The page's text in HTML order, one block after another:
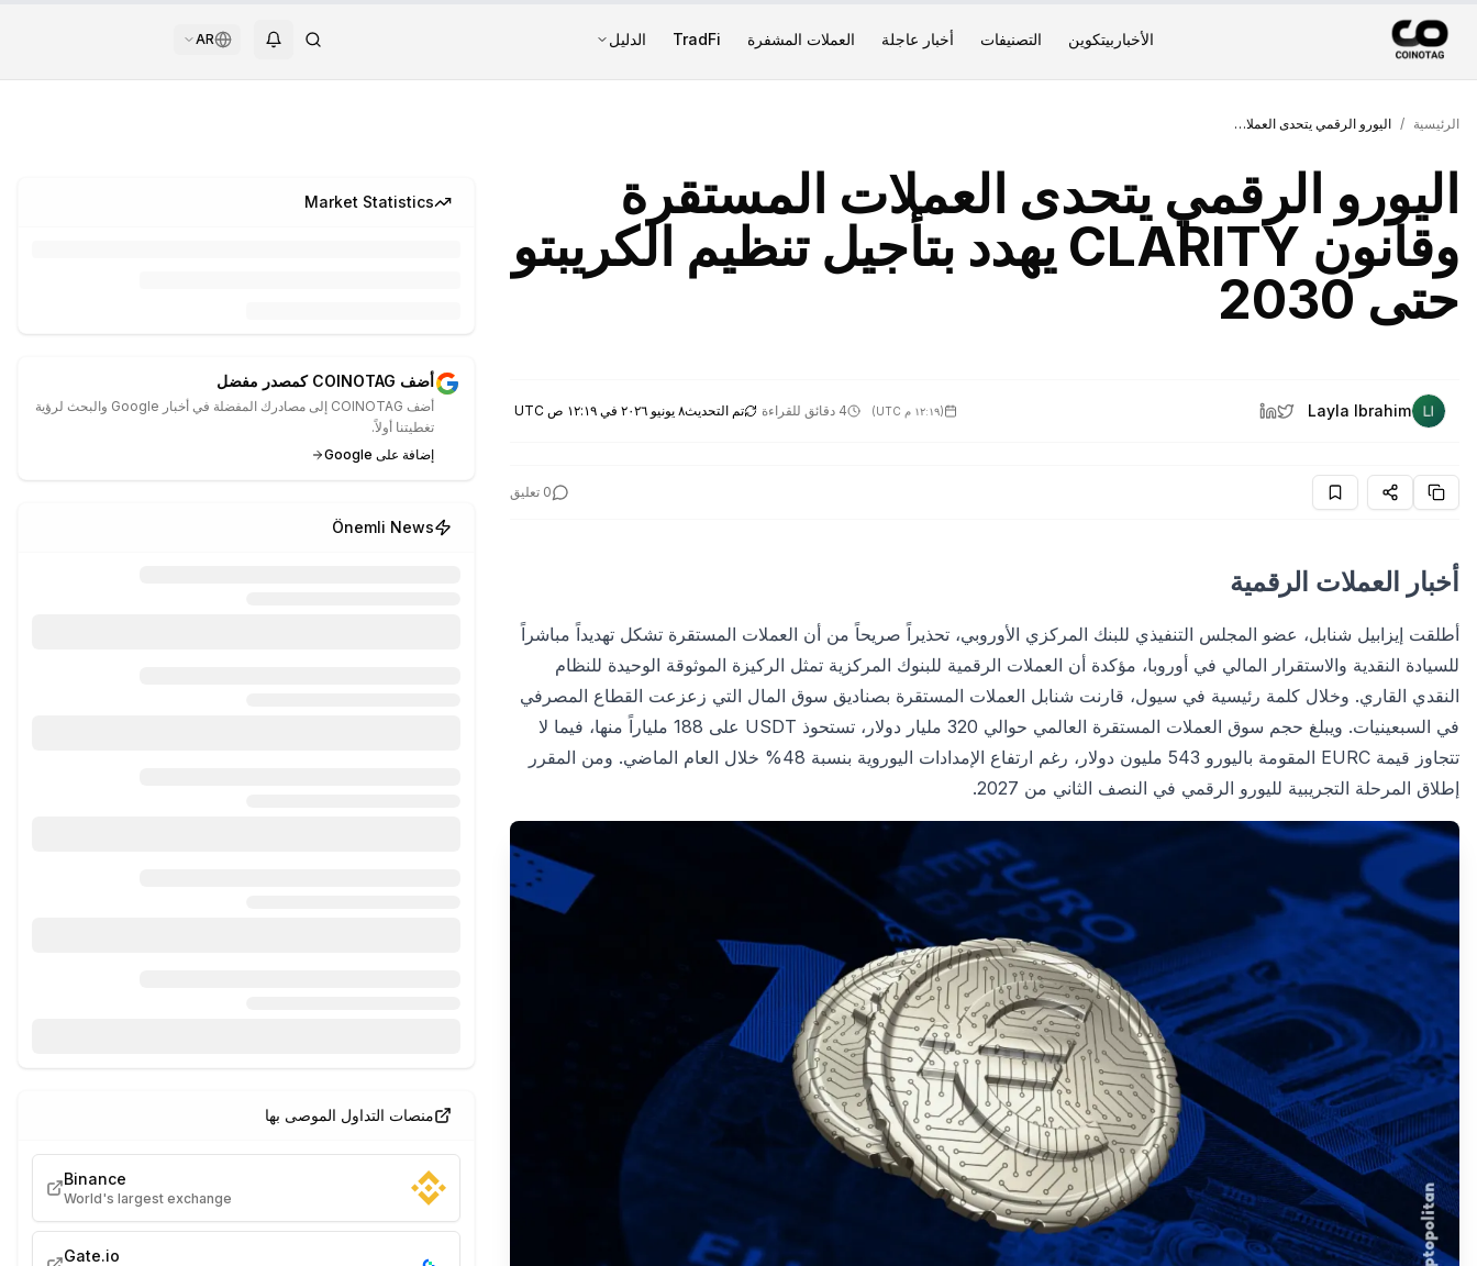
الأخبار بيتكوين التصنيفات أخبار عاجلة العملات المشفرة TradFi الدليل AR
الرئيسية / اليورو الرقمي يتحدى العملات المستقرة وقانون CLARITY يهدد بتأجيل تنظيم الكريبتو حتى 2030
اليورو الرقمي يتحدى العملات المستقرة
وقانون CLARITY يهدد بتأجيل تنظيم الكريبتو
حتى 2030
Layla Ibrahim
(١٢:١٩ م UTC ) 4 دقائق للقراءة تم التحديث٨ يونيو ٢٠٢٦ في ١٢:١٩ ص UTC
0 تعليق
أخبار العملات الرقمية
أطلقت إيزابيل شنابل، عضو المجلس التنفيذي للبنك المركزي الأوروبي، تحذيراً صريحاً من أن العملات المستقرة تشكل تهديداً مباشراً
للسيادة النقدية والاستقرار المالي في أوروبا، مؤكدة أن العملات الرقمية للبنوك المركزية تمثل الركيزة الموثوقة الوحيدة للنظام
النقدي القاري. وخلال كلمة رئيسية في سيول، قارنت شنابل العملات المستقرة بصناديق سوق المال التي زعزعت القطاع المصرفي
في السبعينيات. ويبلغ حجم سوق العملات المستقرة العالمي حوالي 320 مليار دولار، تستحوذ USDT على 188 ملياراً منها، فيما لا
تتجاوز قيمة EURC المقومة باليورو 543 مليون دولار، رغم ارتفاع الإمدادات اليوروية بنسبة 48% خلال العام الماضي. ومن المقرر
إطلاق المرحلة التجريبية لليورو الرقمي في النصف الثاني من 2027.
Market Statistics
أضف COINOTAG كمصدر مفضل
أضف COINOTAG إلى مصادرك المفضلة في أخبار Google والبحث لرؤية
تغطيتنا أولاً.
إضافة على Google
Önemli News
منصات التداول الموصى بها
Binance
World's largest exchange
Gate.io